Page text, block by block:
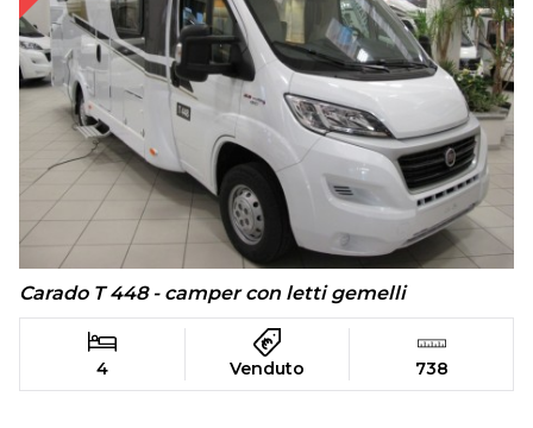
Carado T 448 - camper con letti gemelli
4 Venduto 738